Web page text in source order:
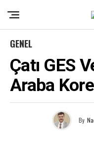
GENEL
Çatı GES
Araba
By